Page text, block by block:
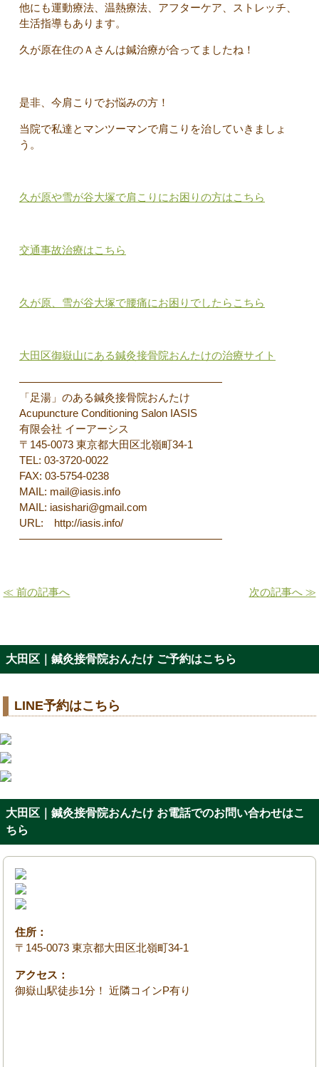
他にも運動療法、温熱療法、アフターケア、ストレッチ、
生活指導もあります。
久が原在住のＡさんは鍼治療が合ってましたね！
是非、今肩こりでお悩みの方！
当院で私達とマンツーマンで肩こりを治していきましょ
う。
久が原や雪が谷大塚で肩こりにお困りの方はこちら
交通事故治療はこちら
久が原、雪が谷大塚で腰痛にお困りでしたらこちら
大田区御嶽山にある鍼灸接骨院おんたけの治療サイト
———————————————————
「足湯」のある鍼灸接骨院おんたけ
Acupuncture Conditioning Salon IASIS
有限会社 イーアーシス
〒145-0073 東京都大田区北嶺町34-1
TEL: 03-3720-0022
FAX: 03-5754-0238
MAIL: mail@iasis.info
MAIL: iasishari@gmail.com
URL: http://iasis.info/
———————————————————
≪ 前の記事へ 次の記事へ ≫
大田区｜鍼灸接骨院おんたけ ご予約はこちら
LINE予約はこちら
大田区｜鍼灸接骨院おんたけ お電話でのお問い合わせはこ
ちら
住所：
〒145-0073 東京都大田区北嶺町34-1
アクセス：
御嶽山駅徒歩1分！ 近隣コインP有り